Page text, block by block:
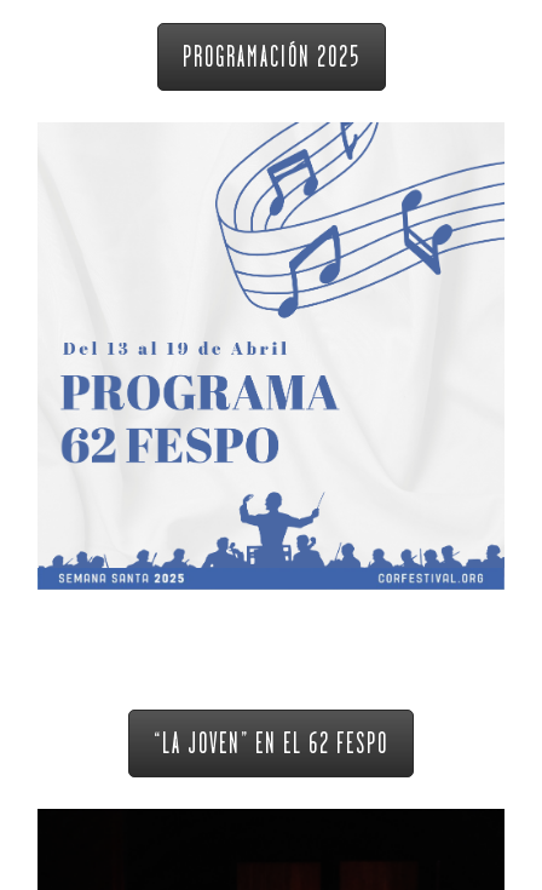
PROGRAMACIÓN 2025
“LA JOVEN” EN EL 62 FESPO